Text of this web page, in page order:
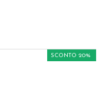
SCONTO 20%